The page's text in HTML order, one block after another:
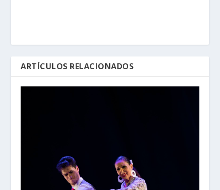
ARTÍCULOS RELACIONADOS